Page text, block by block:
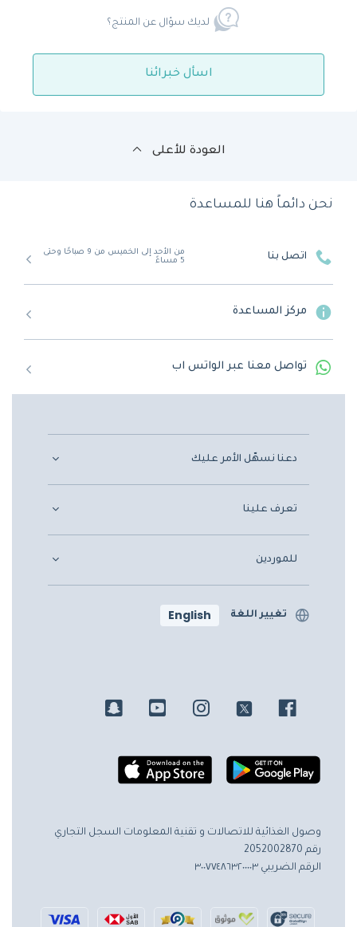
لديك سؤال عن المنتج؟
اسأل خبرائنا
العودة للأعلى
نحن دائماً هنا للمساعدة
اتصل بنا
من الأحد إلى الخميس من 9 صباحًا وحتى
5 مساءً
مركز المساعدة
تواصل معنا عبر الواتس اب
دعنا نسهّل الأمر عليك
تعرف علينا
للموردين
تغيير اللغة English
وصول الغذائية للاتصالات و تقنية المعلومات السجل التجاري
رقم 2052002870
الرقم الضريبي ٣٠٠٧٧٤٨٦٣٢٠٠٠٠٣